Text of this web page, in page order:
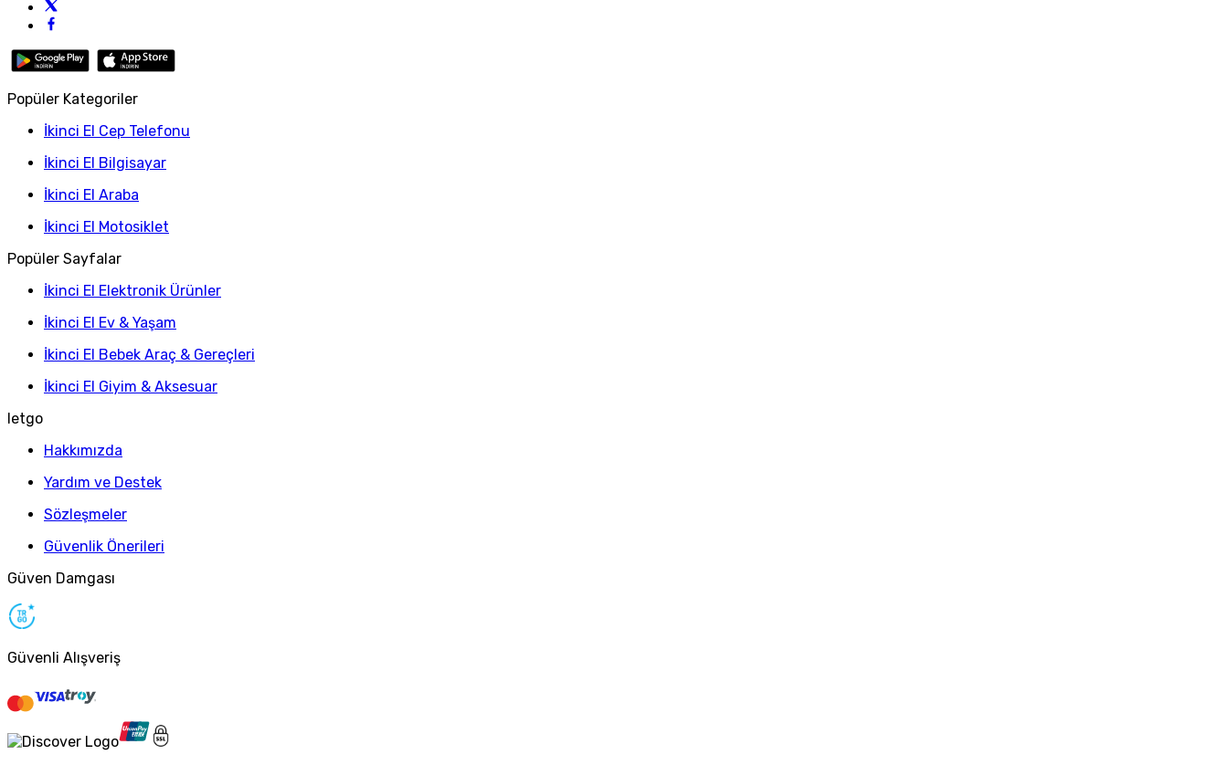
Popüler Kategoriler
İkinci El Cep Telefonu
İkinci El Bilgisayar
İkinci El Araba
İkinci El Motosiklet
Popüler Sayfalar
İkinci El Elektronik Ürünler
İkinci El Ev & Yaşam
İkinci El Bebek Araç & Gereçleri
İkinci El Giyim & Aksesuar
letgo
Hakkımızda
Yardım ve Destek
Sözleşmeler
Güvenlik Önerileri
Güven Damgası
Güvenli Alışveriş